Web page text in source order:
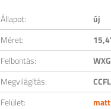
Állapot:
új
Méret:
Felbontás:
Megvilágítás:
CCFL
Felület:
matt